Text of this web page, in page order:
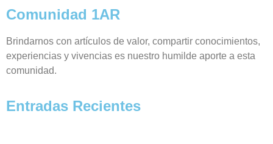
Comunidad 1AR
Brindarnos con artículos de valor, compartir conocimientos,
experiencias y vivencias es nuestro humilde aporte a esta
comunidad.
Entradas Recientes